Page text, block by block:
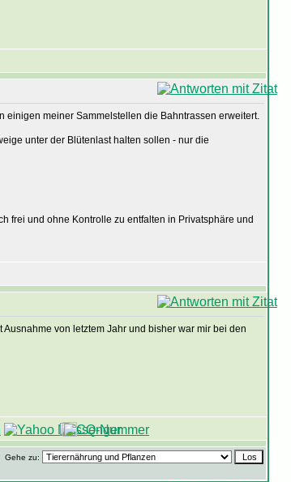
einigen meiner Sammelstellen die Bahntrassen erweitert.
unter der Blütenlast halten sollen - nur die
frei und ohne Kontrolle zu entfalten in Privatsphäre und
von letztem Jahr und bisher war mir bei den
Gehe zu: